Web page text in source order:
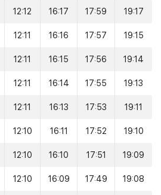
12:12 16:17 17:59 19:17
12:11 16:16 17:57 19:15
12:11 16:15 17:56 19:14
12:11 16:14 17:55 19:13
12:11 16:13 17:53 19:11
12:10 16:11 17:52 19:10
12:10 16:10 17:51 19:09
12:10 16:09 17:49 19:08